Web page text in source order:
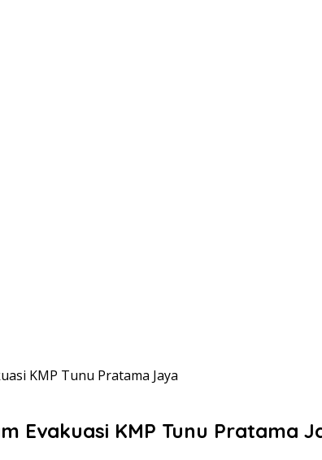
KMP Tunu Pratama Jaya
Evakuasi KMP Tunu Pratama